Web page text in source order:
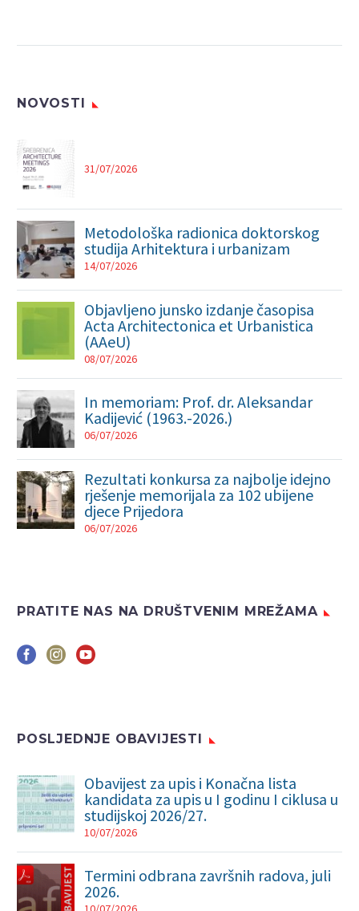
NOVOSTI
31/07/2026
Metodološka radionica doktorskog
studija Arhitektura i urbanizam
14/07/2026
Objavljeno junsko izdanje časopisa
Acta Architectonica et Urbanistica
(AAeU)
08/07/2026
In memoriam: Prof. dr. Aleksandar
Kadijević (1963.-2026.)
06/07/2026
Rezultati konkursa za najbolje idejno
rješenje memorijala za 102 ubijene
djece Prijedora
06/07/2026
PRATITE NAS NA DRUŠTVENIM MREŽAMA
POSLJEDNJE OBAVIJESTI
Obavijest za upis i Konačna lista
kandidata za upis u I godinu I ciklusa u
studijskoj 2026/27.
10/07/2026
Termini odbrana završnih radova, juli
2026.